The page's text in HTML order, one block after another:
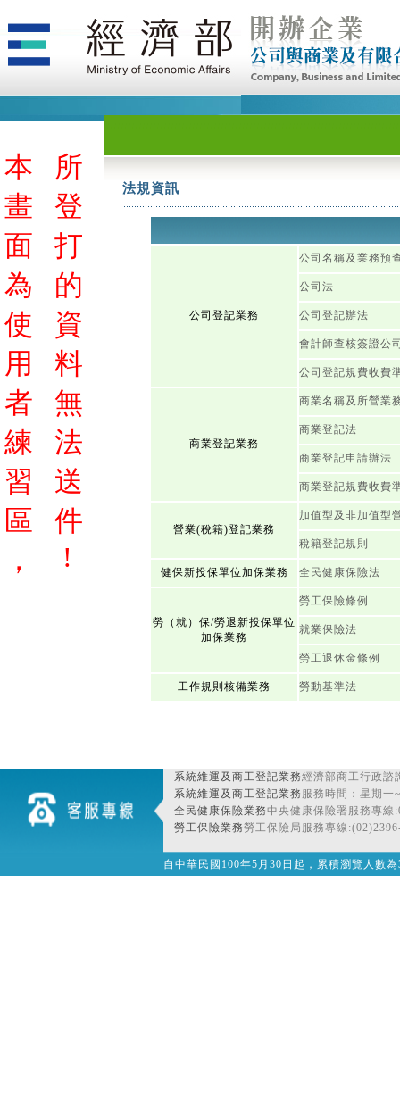
本
畫
面
為
使
用
者
練
習
區
，
所
登
打
的
資
料
無
法
送
件
!
法規資訊
公司登記業務
公司名稱及業務預
公司法
公司登記辦法
會計師查核簽證公
公司登記規費收費
商業登記業務
商業名稱及所營業
商業登記法
商業登記申請辦法
商業登記規費收費
營業(稅籍)登記業務
加值型及非加值型
稅籍登記規則
健保新投保單位加保業務 全民健康保險法
勞（就）保/勞退新投保單位
加保業務
勞工保險條例
就業保險法
勞工退休金條例
工作規則核備業務 勞動基準法
系統維運及商工登記業務經濟部商工行
系統維運及商工登記業務 服務時間：星期一
全民健康保險業務中央健康保險署服務專線
勞工保險業務勞工保險局服務專線
自中華民國100年5月30日起，累積瀏覽人數